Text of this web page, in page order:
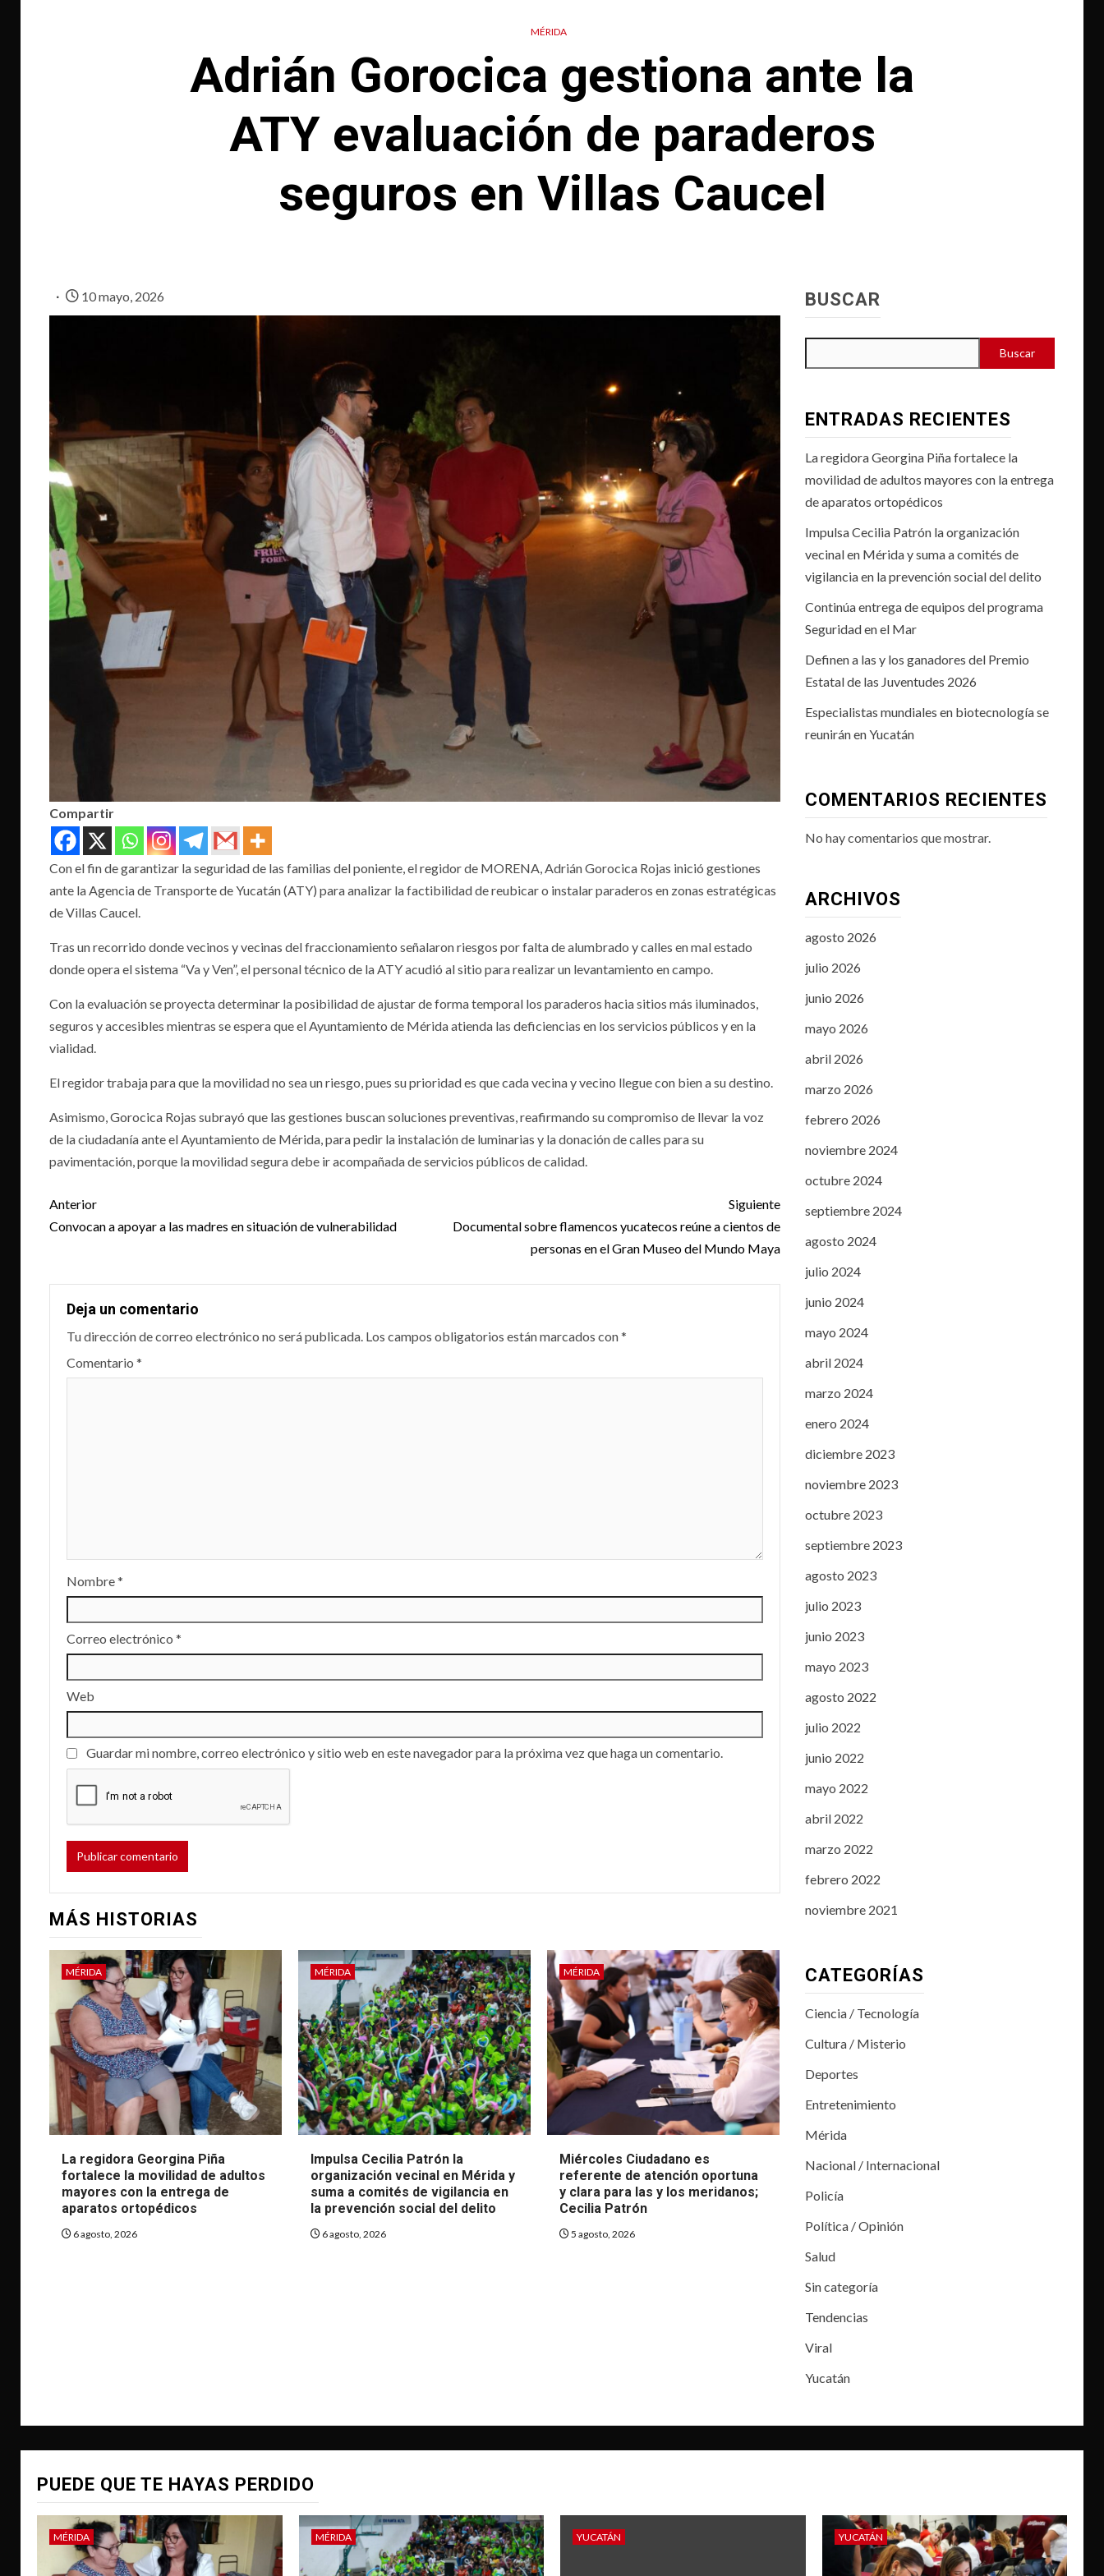
MÉRIDA
Adrián Gorocica gestiona ante la
ATY evaluación de paraderos
seguros en Villas Caucel
10 mayo, 2026
Compartir
Con el fin de garantizar la seguridad de las familias del poniente, el regidor de MORENA, Adrián Gorocica Rojas inició gestiones
ante la Agencia de Transporte de Yucatán (ATY) para analizar la factibilidad de reubicar o instalar paraderos en zonas estratégicas
de Villas Caucel.
Tras un recorrido donde vecinos y vecinas del fraccionamiento señalaron riesgos por falta de alumbrado y calles en mal estado
donde opera el sistema “Va y Ven”, el personal técnico de la ATY acudió al sitio para realizar un levantamiento en campo.
Con la evaluación se proyecta determinar la posibilidad de ajustar de forma temporal los paraderos hacia sitios más iluminados,
seguros y accesibles mientras se espera que el Ayuntamiento de Mérida atienda las deficiencias en los servicios públicos y en la
vialidad.
El regidor trabaja para que la movilidad no sea un riesgo, pues su prioridad es que cada vecina y vecino llegue con bien a su destino.
Asimismo, Gorocica Rojas subrayó que las gestiones buscan soluciones preventivas, reafirmando su compromiso de llevar la voz
de la ciudadanía ante el Ayuntamiento de Mérida, para pedir la instalación de luminarias y la donación de calles para su
pavimentación, porque la movilidad segura debe ir acompañada de servicios públicos de calidad.
Post
navigation
Anterior
Convocan a apoyar a las madres en situación de vulnerabilidad
Siguiente
Documental sobre flamencos yucatecos reúne a cientos de
personas en el Gran Museo del Mundo Maya
Deja un comentario
Tu dirección de correo electrónico no será publicada. Los campos obligatorios están marcados con*
Comentario *
Nombre*
Correo electrónico *
Web
Guardar mi nombre, correo electrónico y sitio web en este navegador para la próxima vez que haga un comentario.
MÁS HISTORIAS
MÉRIDA
La regidora Georgina Piña
fortalece la movilidad de adultos
mayores con la entrega de
aparatos ortopédicos
6 agosto, 2026
MÉRIDA
Impulsa Cecilia Patrón la
organización vecinal en Mérida y
suma a comités de vigilancia en
la prevención social del delito
6 agosto, 2026
MÉRIDA
Miércoles Ciudadano es
referente de atención oportuna
y clara para las y los meridanos;
Cecilia Patrón
5 agosto, 2026
BUSCAR
Buscar
ENTRADAS RECIENTES
La regidora Georgina Piña fortalece la
movilidad de adultos mayores con la entrega
de aparatos ortopédicos
Impulsa Cecilia Patrón la organización
vecinal en Mérida y suma a comités de
vigilancia en la prevención social del delito
Continúa entrega de equipos del programa
Seguridad en el Mar
Definen a las y los ganadores del Premio
Estatal de las Juventudes 2026
Especialistas mundiales en biotecnología se
reunirán en Yucatán
COMENTARIOS RECIENTES
No hay comentarios que mostrar.
ARCHIVOS
agosto 2026
julio 2026
junio 2026
mayo 2026
abril 2026
marzo 2026
febrero 2026
noviembre 2024
octubre 2024
septiembre 2024
agosto 2024
julio 2024
junio 2024
mayo 2024
abril 2024
marzo 2024
enero 2024
diciembre 2023
noviembre 2023
octubre 2023
septiembre 2023
agosto 2023
julio 2023
junio 2023
mayo 2023
agosto 2022
julio 2022
junio 2022
mayo 2022
abril 2022
marzo 2022
febrero 2022
noviembre 2021
CATEGORÍAS
Ciencia / Tecnología
Cultura / Misterio
Deportes
Entretenimiento
Mérida
Nacional / Internacional
Policía
Política / Opinión
Salud
Sin categoría
Tendencias
Viral
Yucatán
PUEDE QUE TE HAYAS PERDIDO
MÉRIDA MÉRIDA YUCATÁN YUCATÁN